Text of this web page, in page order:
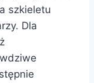
szkieletu
Dla